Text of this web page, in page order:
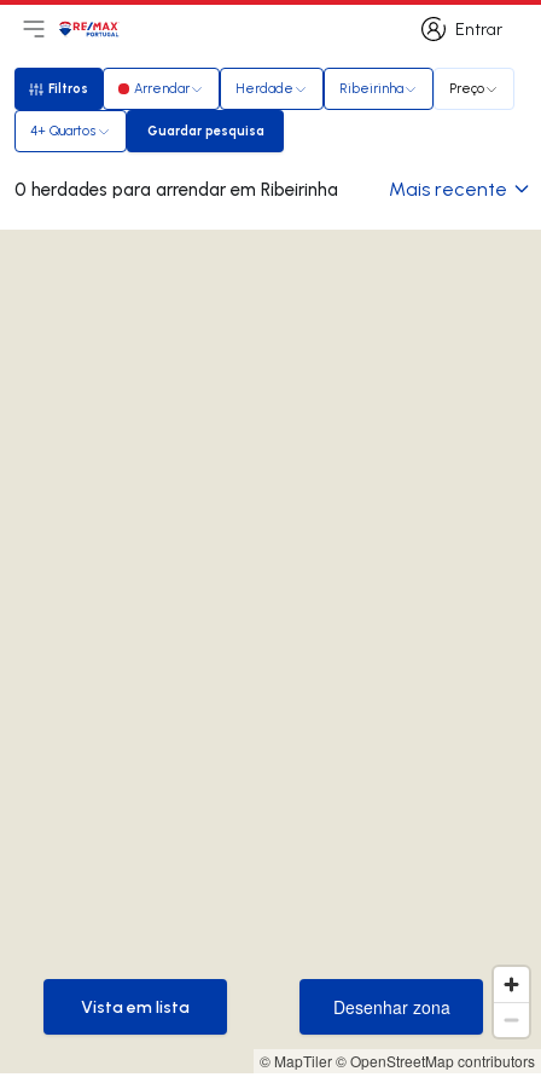
Entrar
Entrar
Abri menu principal
LogoIr para página inicial
Filtros
Filtros Arrendar Herdade Ribeirinha Preço
4+ Quartos Guardar pesquisa
Guardar pesquisa
0 herdades para arrendar em Ribeirinha Mais recente
© MapTiler© OpenStreetMap contributors
Desenhar zona
Desenhar zona
Vista em lista
Vista em lista